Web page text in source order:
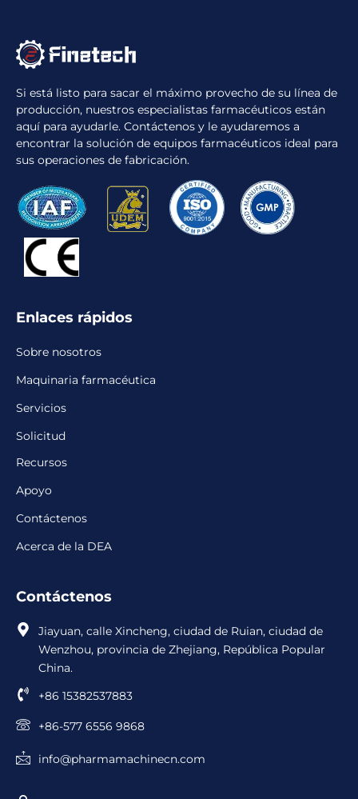
Si está listo para sacar el máximo provecho de su línea de
producción, nuestros especialistas farmacéuticos están
aquí para ayudarle. Contáctenos y le ayudaremos a
encontrar la solución de equipos farmacéuticos ideal para
sus operaciones de fabricación.
Enlaces rápidos
Sobre nosotros
Maquinaria farmacéutica
Servicios
Solicitud
Recursos
Apoyo
Contáctenos
Acerca de la DEA
Contáctenos
Jiayuan, calle Xincheng, ciudad de Ruian, ciudad de
Wenzhou, provincia de Zhejiang, República Popular
China.
+86 15382537883
+86-577 6556 9868
info@pharmamachinecn.com